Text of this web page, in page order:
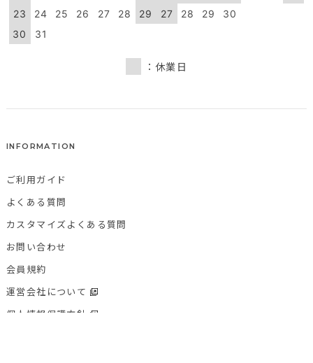
23
24 25 26 27 28
29
30
31
27
28 29 30
：休業日
INFORMATION
ご利用ガイド
よくある質問
カスタマイズよくある質問
お問い合わせ
会員規約
運営会社について
個人情報保護方針